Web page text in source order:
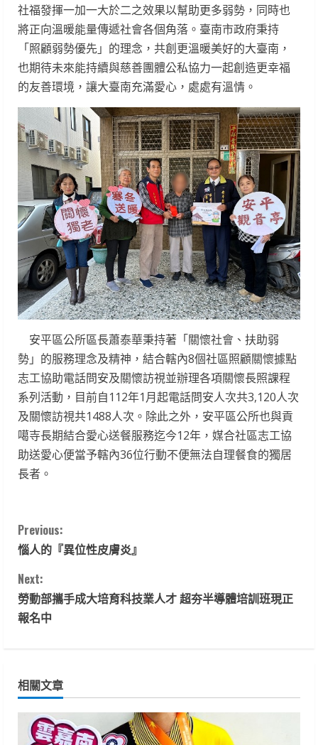
社福發揮一加一大於二之效果以幫助更多弱勢，同時也
將正向溫暖能量傳遞社會各個角落。臺南市政府秉持
「照顧弱勢優先」的理念，共創更溫暖美好的大臺南，
也期待未來能持續與慈善團體公私協力一起創造更幸福
的友善環境，讓大臺南充滿愛心，處處有溫情。
安平區公所區長蕭泰華秉持著「關懷社會、扶助弱
勢」的服務理念及精神，結合轄內8個社區照顧關懷據點
志工協助電話問安及關懷訪視並辦理各項關懷長照課程
系列活動，目前自112年1月起電話問安人次共3,120人次
及關懷訪視共1488人次。除此之外，安平區公所也與貢
噶寺長期結合愛心送餐服務迄今12年，媒合社區志工協
助送愛心便當予轄內36位行動不便無法自理餐食的獨居
長者。
C
o
n
t
n
u
Previous:
惱人的『異位性皮膚炎』
Next:
勞動部攜手成大培育科技業人才 超夯半導體培訓班現正
報名中
相關文章